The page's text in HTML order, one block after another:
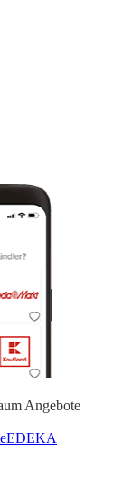
Angebote
EDEKA